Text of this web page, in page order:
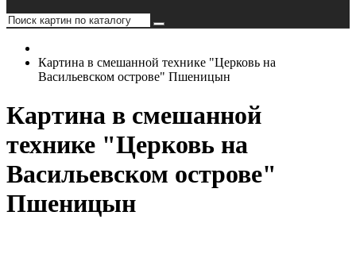
Картина в смешанной технике "Церковь на
Васильевском острове" Пшеницын
Картина в смешанной
технике "Церковь на
Васильевском острове"
Пшеницын